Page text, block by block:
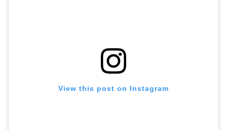
View this post on Instagram